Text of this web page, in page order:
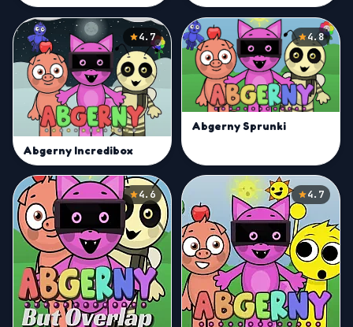
4.7
Abgerny Incredibox
4.8
Abgerny Sprunki
4.6 4.7